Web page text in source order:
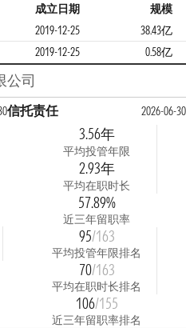
成立日期
规模
2019-12-25
38.43亿
2019-12-25 0.58亿
公司
信托责任 2026-06-30
3.56年
平均投管年限
2.93年
平均在职时长
57.89%
近三年留职率
95/163
平均投管年限排名
70/163
平均在职时长排名
106/155
近三年留职率排名